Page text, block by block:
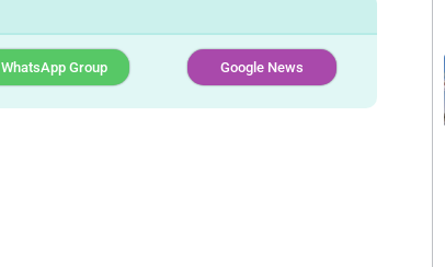
WhatsApp Group Google News